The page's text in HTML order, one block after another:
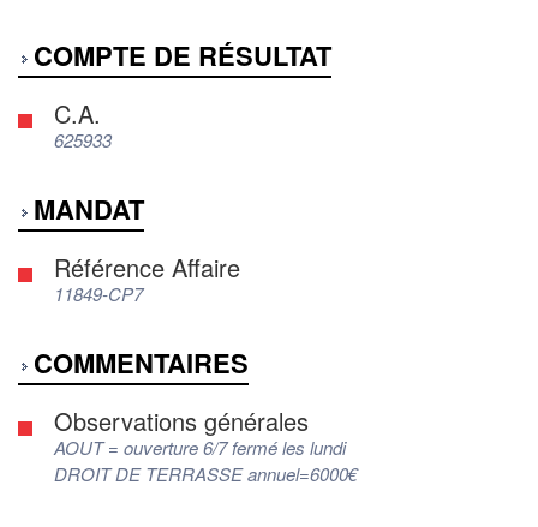
COMPTE DE RÉSULTAT
C.A.
625933
MANDAT
Référence Affaire
11849-CP7
COMMENTAIRES
Observations générales
AOUT = ouverture 6/7 fermé les lundi
DROIT DE TERRASSE annuel=6000€